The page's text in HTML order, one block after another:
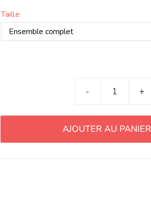
Taille
quantité
de
eslabón
AJOUTER AU PANIER